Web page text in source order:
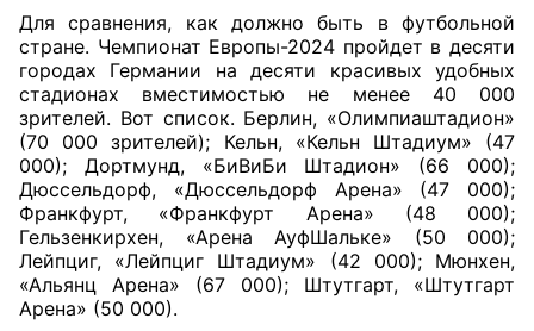
Для сравнения, как должно быть в футбольной
стране. Чемпионат Европы-2024 пройдет в десяти
городах Германии на десяти красивых удобных
стадионах вместимостью не менее 40 000
зрителей. Вот список. Берлин, «Олимпиаштадион»
(70 000 зрителей); Кельн, «Кельн Штадиум» (47
000); Дортмунд, «БиВиБи Штадион» (66 000);
Дюссельдорф, «Дюссельдорф Арена» (47 000);
Франкфурт, «Франкфурт Арена» (48 000);
Гельзенкирхен, «Арена АуфШальке» (50 000);
Лейпциг, «Лейпциг Штадиум» (42 000); Мюнхен,
«Альянц Арена» (67 000); Штутгарт, «Штутгарт
Арена» (50 000).